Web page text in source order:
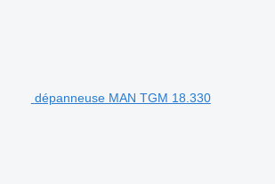
dépanneuse MAN TGM 18.330